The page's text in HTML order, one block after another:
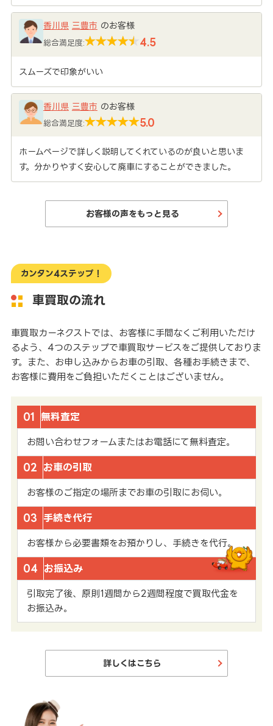
香川県 三豊市 のお客様
総合満足度: 4.5
スムーズで印象がいい
香川県 三豊市 のお客様
総合満足度: 5.0
ホームページで詳しく説明してくれているのが良いと思いま
す。分かりやすく安心して廃車にすることができました。
お客様の声をもっと見る
カンタン4ステップ！
車買取の流れ
車買取カーネクストでは、お客様に手間なくご利用いただけ
るよう、4つのステップで車買取サービスをご提供しておりま
す。また、お申し込みからお車の引取、各種お手続きまで、
お客様に費用をご負担いただくことはございません。
01 無料査定
お問い合わせフォームまたはお電話にて無料査定。
02 お車の引取
お客様のご指定の場所までお車の引取にお伺い。
03 手続き代行
お客様から必要書類をお預かりし、手続きを代行。
04 お振込み
引取完了後、原則1週間から2週間程度で買取代金を
お振込み。
詳しくはこちら